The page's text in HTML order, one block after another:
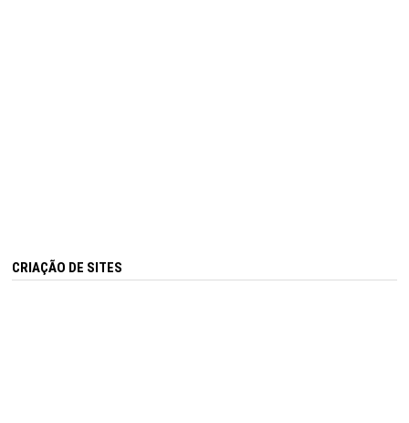
CRIAÇÃO DE SITES